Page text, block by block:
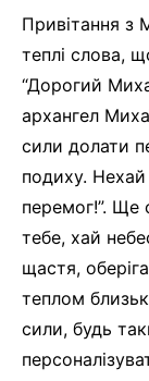
Привітання з
теплі слова,
“Дорогий
архангел
сили долати
подиху.
перемог!”. Ще
тебе, хай
щастя,
теплом
сили, будь